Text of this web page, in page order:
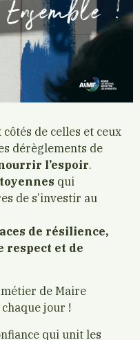
de celles et ceux
dérèglements de
l’espoir.
qui
de s’investir au
de résilience,
respect et de
de Maire
jour !
qui unit les